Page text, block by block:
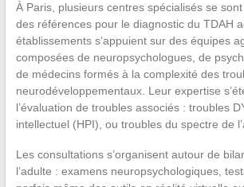
À Paris, plusieurs centres spécialisés se
des références pour le diagnostic du TDAH
établissements s’appuient sur des équipes
composées de neuropsychologues, de
de médecins formés à la complexité des
neurodéveloppementaux. Leur expertise
l’évaluation de troubles associés : troubles
intellectuel (HPI), ou troubles du spectre de
Les consultations s’organisent autour de
l’adulte : examens neuropsychologiques,